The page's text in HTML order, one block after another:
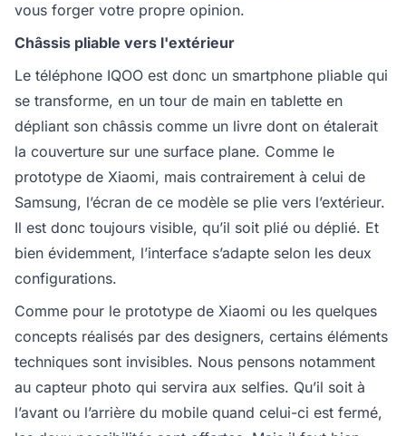
vous forger votre propre opinion.
Châssis pliable vers l'extérieur
Le téléphone IQOO est donc un smartphone pliable qui
se transforme, en un tour de main en tablette en
dépliant son châssis comme un livre dont on étalerait
la couverture sur une surface plane. Comme le
prototype de Xiaomi, mais contrairement à celui de
Samsung, l’écran de ce modèle se plie vers l’extérieur.
Il est donc toujours visible, qu’il soit plié ou déplié. Et
bien évidemment, l’interface s’adapte selon les deux
configurations.
Comme pour le prototype de Xiaomi ou les quelques
concepts réalisés par des designers, certains éléments
techniques sont invisibles. Nous pensons notamment
au capteur photo qui servira aux selfies. Qu’il soit à
l’avant ou l’arrière du mobile quand celui-ci est fermé,